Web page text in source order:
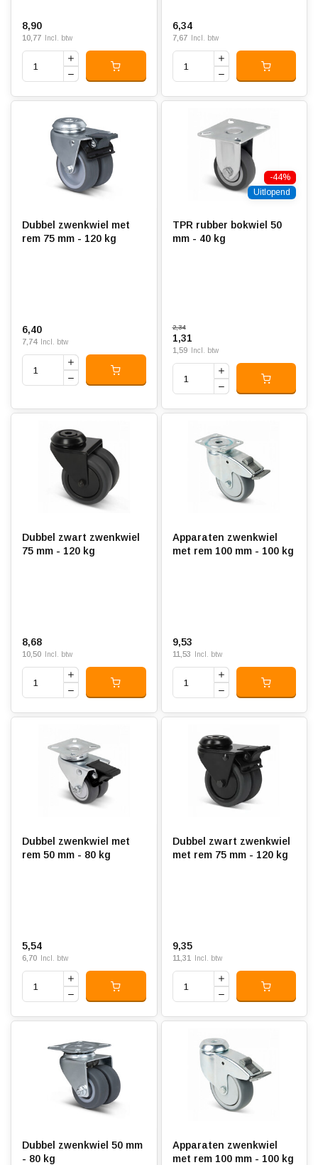
8,90
10,77 Incl. btw
6,34
7,67 Incl. btw
Dubbel zwenkwiel met
rem 75 mm - 120 kg
6,40
7,74 Incl. btw
-44%
Uitlopend
TPR rubber bokwiel 50
mm - 40 kg
2,34
1,31
1,59 Incl. btw
Dubbel zwart zwenkwiel
75 mm - 120 kg
8,68
10,50 Incl. btw
Apparaten zwenkwiel
met rem 100 mm - 100 kg
9,53
11,53 Incl. btw
Dubbel zwenkwiel met
rem 50 mm - 80 kg
5,54
6,70 Incl. btw
Dubbel zwart zwenkwiel
met rem 75 mm - 120 kg
9,35
11,31 Incl. btw
Dubbel zwenkwiel 50 mm
- 80 kg
Apparaten zwenkwiel
met rem 100 mm - 100 kg